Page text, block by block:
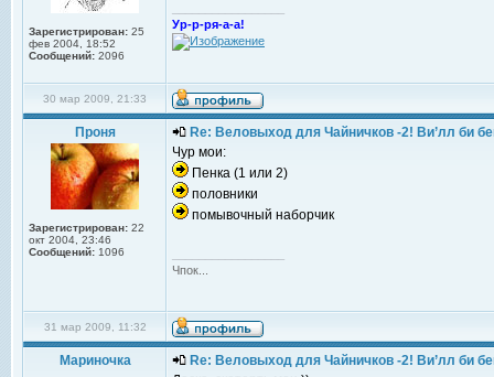
Зарегистрирован: 25
фев 2004, 18:52
Сообщений: 2096
Ур-р-ря-а-а!
30 мар 2009, 21:33
Проня
Зарегистрирован: 22
окт 2004, 23:46
Сообщений: 1096
Re: Веловыход для Чайничков -2! Ви’лл би
Чур мои:
Пенка (1 или 2)
половники
помывочный наборчик
Чпок...
31 мар 2009, 11:32
Мариночка
Re: Веловыход для Чайничков -2! Ви’лл би